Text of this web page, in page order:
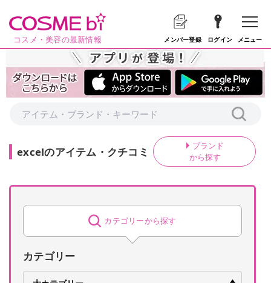
コスメ・美容の最新情報 メンバー登録 ログイン メニュー
excelのアイテム・クチコミ
ブランド
から探す
カテゴリーから探す
カテゴリー